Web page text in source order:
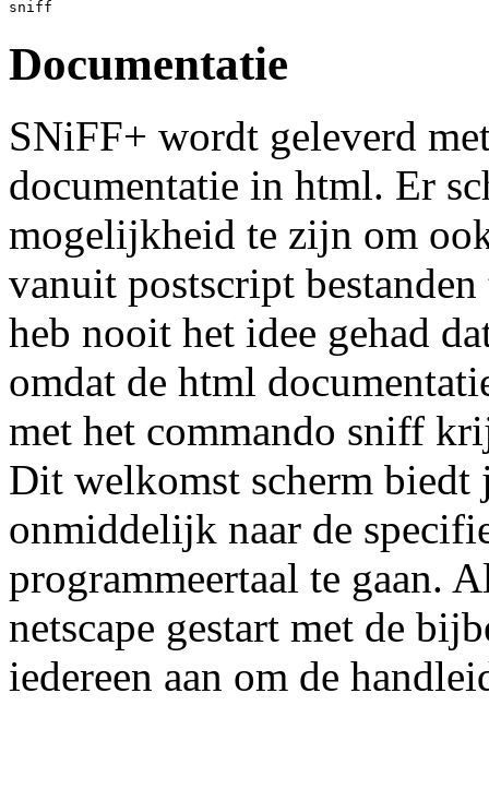
Documentatie
SNiFF+ wordt geleverd
documentatie in html. Er
mogelijkheid te zijn om
vanuit postscript
heb nooit het idee gehad
omdat de html
met het commando sniff
Dit welkomst scherm
onmiddelijk naar de
programmeertaal te gaan.
netscape gestart met de
iedereen aan om de